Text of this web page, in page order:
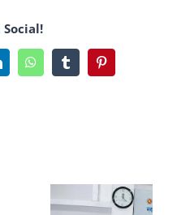
WhatsAppTumblrPinterest